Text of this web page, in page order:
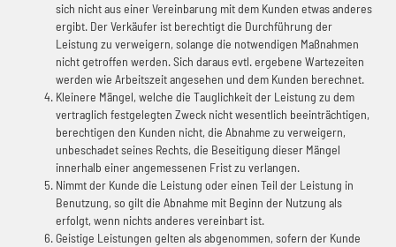
sich nicht aus einer Vereinbarung mit dem Kunden etwas anderes
ergibt. Der Verkäufer ist berechtigt die Durchführung der
Leistung zu verweigern, solange die notwendigen Maßnahmen
nicht getroffen werden. Sich daraus evtl. ergebene Wartezeiten
werden wie Arbeitszeit angesehen und dem Kunden berechnet.
Kleinere Mängel, welche die Tauglichkeit der Leistung zu dem
vertraglich festgelegten Zweck nicht wesentlich beeinträchtigen,
berechtigen den Kunden nicht, die Abnahme zu verweigern,
unbeschadet seines Rechts, die Beseitigung dieser Mängel
innerhalb einer angemessenen Frist zu verlangen.
Nimmt der Kunde die Leistung oder einen Teil der Leistung in
Benutzung, so gilt die Abnahme mit Beginn der Nutzung als
erfolgt, wenn nichts anderes vereinbart ist.
Geistige Leistungen gelten als abgenommen, sofern der Kunde